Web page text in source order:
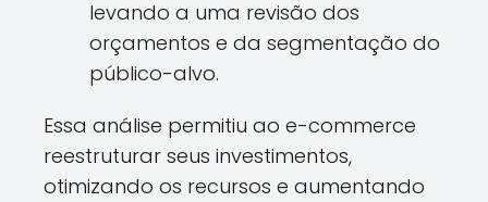
levando a uma revisão dos
orçamentos e da segmentação do
público-alvo.
Essa análise permitiu ao e-commerce
reestruturar seus investimentos,
otimizando os recursos e aumentando